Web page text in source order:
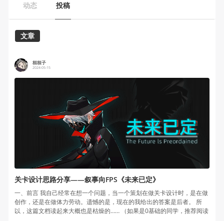
动态 投稿
文章
桓桓子
2024-05-15
关卡设计思路分享——叙事向FPS《未来已定》
一、前言 我自己经常在想一个问题，当一个策划在做关卡设计时，是在做
创作，还是在做体力劳动。遗憾的是，现在的我给出的答案是后者。 所
以，这篇文档读起来大概也是枯燥的…… （如果是0基础的同学，推荐阅读